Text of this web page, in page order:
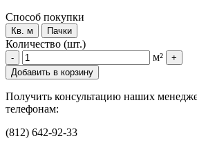
Способ покупки
Кв. м Пачки
Количество (шт.)
- м²
+
Добавить в корзину
Получить консультацию наших
телефонам:
(812) 642-92-33